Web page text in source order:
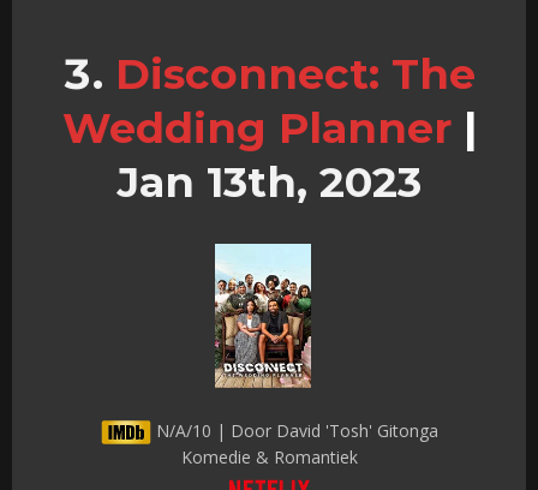
Disconnect: The
Wedding Planner |
Jan 13th, 2023
N/A/10 | Door David 'Tosh' Gitonga
Komedie & Romantiek